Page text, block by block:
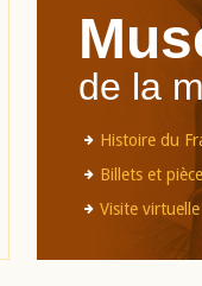
de la
Histoire du
Billets et
Visite virtuelle